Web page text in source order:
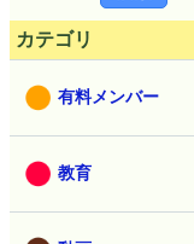
カテゴリ
有料メンバー
教育